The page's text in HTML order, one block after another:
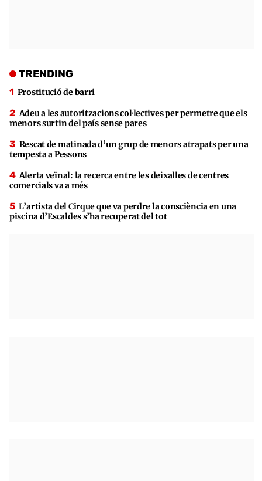
TRENDING
Prostitució de barri
Adeu a les autoritzacions col·lectives per permetre que els
menors surtin del país sense pares
Rescat de matinada d’un grup de menors atrapats per una
tempesta a Pessons
Alerta veïnal: la recerca entre les deixalles de centres
comercials va a més
L’artista del Cirque que va perdre la consciència en una
piscina d’Escaldes s’ha recuperat del tot